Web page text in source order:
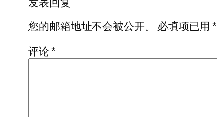
您的邮箱地址不会被公开。
必填项已用*
评论*